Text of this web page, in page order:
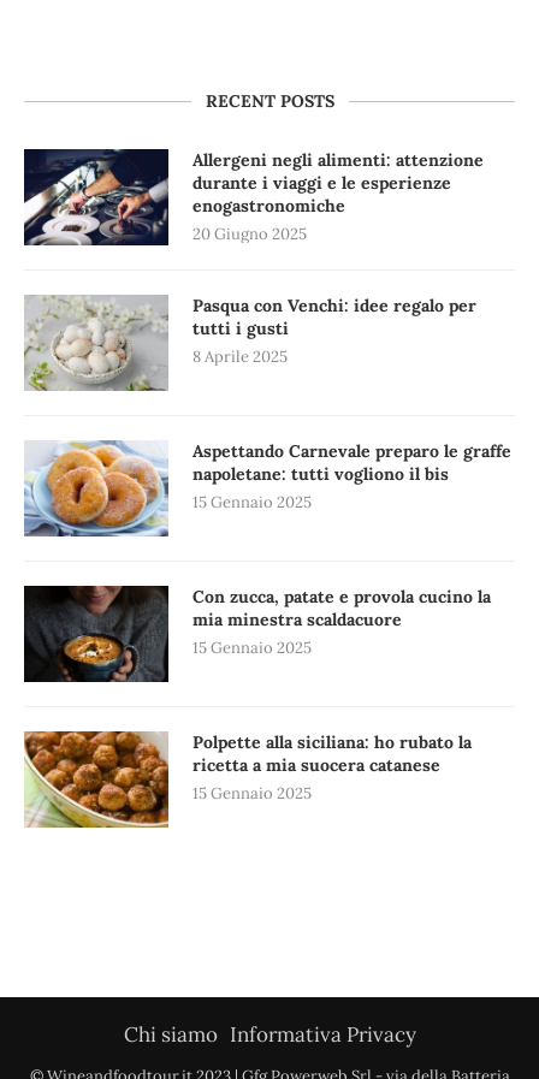
RECENT POSTS
Allergeni negli alimenti: attenzione
durante i viaggi e le esperienze
enogastronomiche
20 Giugno 2025
Pasqua con Venchi: idee regalo per
tutti i gusti
8 Aprile 2025
Aspettando Carnevale preparo le graffe
napoletane: tutti vogliono il bis
15 Gennaio 2025
Con zucca, patate e provola cucino la
mia minestra scaldacuore
15 Gennaio 2025
Polpette alla siciliana: ho rubato la
ricetta a mia suocera catanese
15 Gennaio 2025
Chi siamo Informativa Privacy